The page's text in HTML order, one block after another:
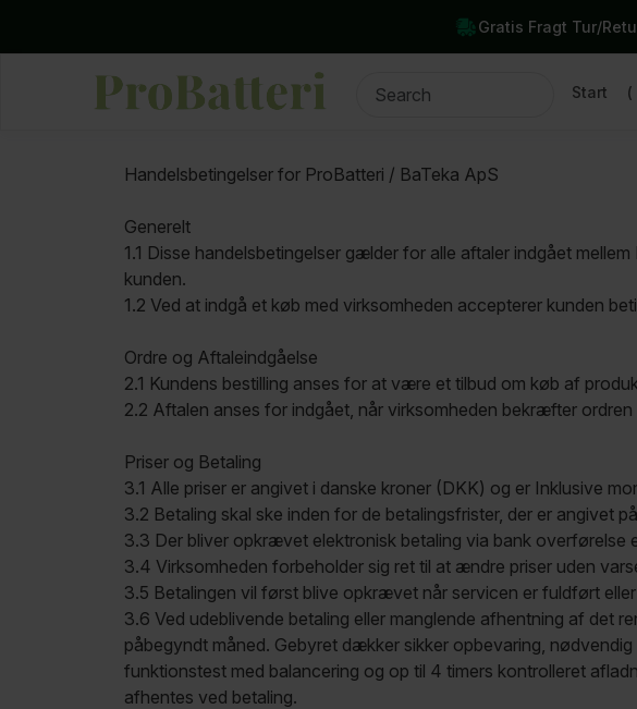
Gratis Fragt Tur/
Start (
Handelsbetingelser for ProBatteri / BaTeka ApS
Generelt
1.1 Disse handelsbetingelser gælder for alle aftaler indgået
kunden.
1.2 Ved at indgå et køb med virksomheden accepterer kunden
Ordre og Aftaleindgåelse
2.1 Kundens bestilling anses for at være et tilbud om køb af
2.2 Aftalen anses for indgået, når virksomheden bekræfter
Priser og Betaling
3.1 Alle priser er angivet i danske kroner (DKK) og er Inklusive
3.2 Betaling skal ske inden for de betalingsfrister, der er angivet
3.3 Der bliver opkrævet elektronisk betaling via bank overførelse
3.4 Virksomheden forbeholder sig ret til at ændre priser uden
3.5 Betalingen vil først blive opkrævet når servicen er fuldført
3.6 Ved udeblivende betaling eller manglende afhentning af det
påbegyndt måned. Gebyret dækker sikker opbevaring,
funktionstest med balancering og op til 4 timers kontrolleret
afhentes ved betaling.